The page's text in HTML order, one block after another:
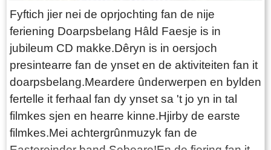
ôfrûne 25 jier binne der moaie stunten úthelle.
Net fan eltse stunt binne foto's fûn. Bygelyks net
fan de "te keap buordsjes yn de tunen" wermei't
it probleem oan de oarder kaam dat der net
genôch huzen foar jongerein wiene. De lêste
jierren is de parse ek goed helle. De feriening is
hieltyd ferjonge en bestiet no út: Christiaan
Rypma, Jan Simon Jelsma, Gerard van Asselt,
Martin Faber, Bauke Dijkstra, Ids de Boer,
Fyftich jier nei de oprjochting fan de nije
feriening Doarpsbelang Hâld Faesje is in
jubileum CD makke.Dêryn is in oersjoch
presintearre fan de ynset en de aktiviteiten fan it
doarpsbelang.Meardere ûnderwerpen en bylden
fertelle it ferhaal fan dy ynset sa 't jo yn in tal
filmkes sjen en hearre kinne.Hjirby de earste
filmkes.Mei achtergrûnmuzyk fan de